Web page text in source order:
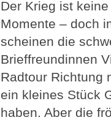
Der Krieg ist
Momente – doch
scheinen die
Brieffreundinnen
Radtour Richtung
ein kleines Stück
haben. Aber die